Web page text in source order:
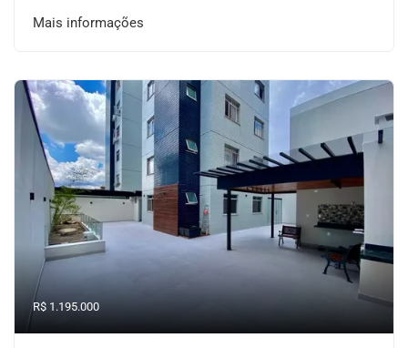
Mais informações
R$ 1.195.000